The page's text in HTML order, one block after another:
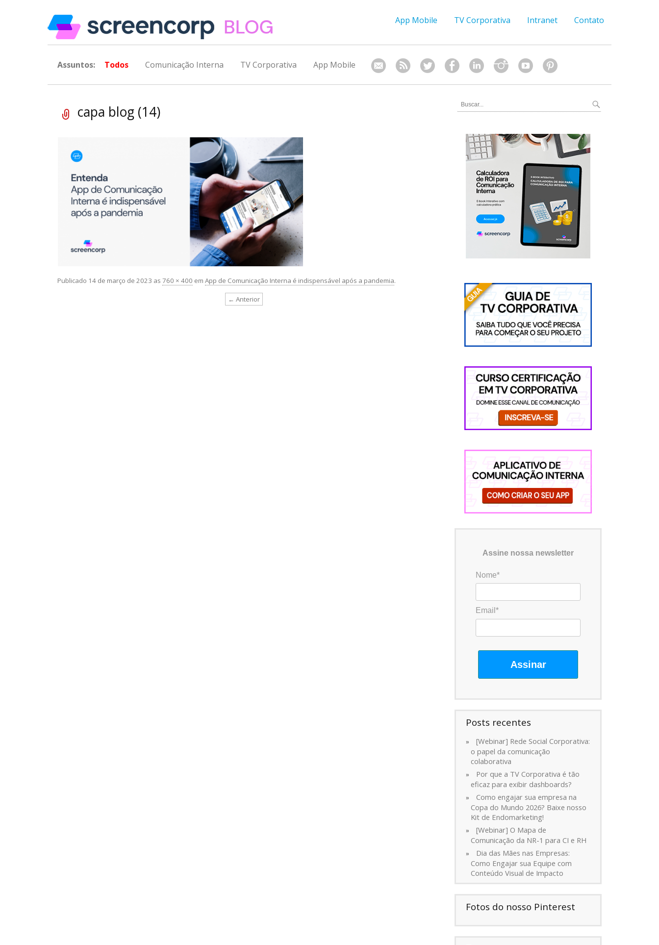
App Mobile TV Corporativa Intranet Contato
Assuntos: Todos Comunicação Interna TV Corporativa App Mobile
capa blog (14)
Publicado 14 de março de 2023 as 760 × 400 em App de Comunicação Interna é indispensável após a pandemia.
← Anterior
Assine nossa newsletter
Nome*
Email*
Assinar
Posts recentes
[Webinar] Rede Social Corporativa:
o papel da comunicação
colaborativa
Por que a TV Corporativa é tão
eficaz para exibir dashboards?
Como engajar sua empresa na
Copa do Mundo 2026? Baixe nosso
Kit de Endomarketing!
[Webinar] O Mapa de
Comunicação da NR-1 para CI e RH
Dia das Mães nas Empresas:
Como Engajar sua Equipe com
Conteúdo Visual de Impacto
Fotos do nosso Pinterest